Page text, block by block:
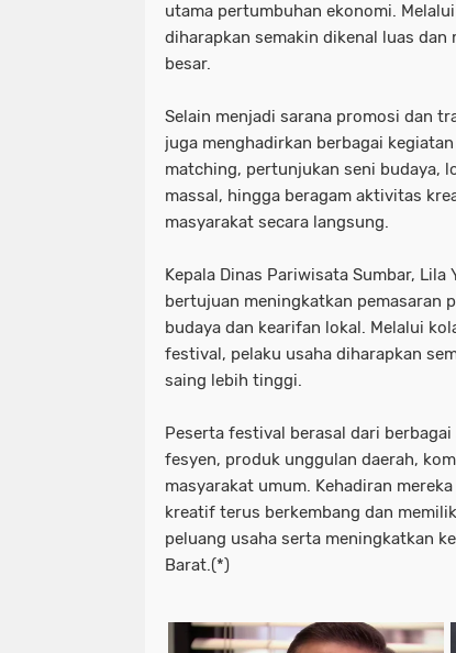
utama pertumbuhan ekonomi.
diharapkan semakin dikenal luas
besar.
Selain menjadi sarana promosi dan
juga menghadirkan berbagai
matching, pertunjukan seni budaya,
massal, hingga beragam aktivitas
masyarakat secara langsung.
Kepala Dinas Pariwisata Sumbar,
bertujuan meningkatkan pemasaran
budaya dan kearifan lokal. Melalui
festival, pelaku usaha diharapkan
saing lebih tinggi.
Peserta festival berasal dari
fesyen, produk unggulan daerah,
masyarakat umum. Kehadiran
kreatif terus berkembang dan
peluang usaha serta meningkatkan
Barat.(*)